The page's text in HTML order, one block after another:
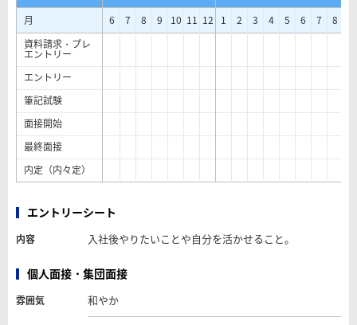
月
6 7 8 9 10 11 12 1 2 3 4 5 6 7 8
資料請求・プレ
エントリー
エントリー
筆記試験
面接開始
最終面接
内定（内々定）
エントリーシート
内容 入社後やりたいことや自分を活かせること。
個人面接・集団面接
雰囲気 和やか